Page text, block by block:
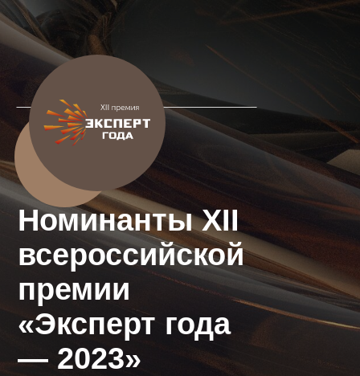
Номинанты XII
всероссийской
премии
«Эксперт года
— 2023»